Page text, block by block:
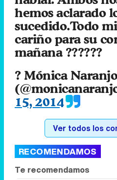
? Mónica Naranjo
15, 2014
RECOMENDAMOS